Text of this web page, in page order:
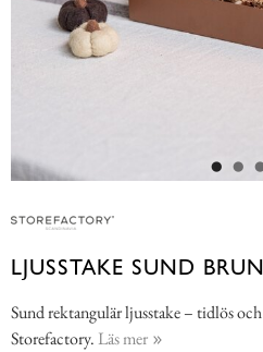
LJUSSTAKE SUND BRUN
Sund rektangulär ljusstake – tidlös
Storefactory. Läs mer